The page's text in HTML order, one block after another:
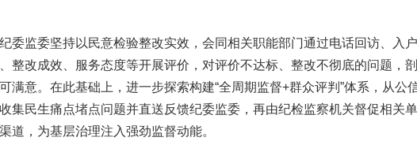
监委坚持以民意检验整改实效，会同相关职能部门通过电话回访、入户
整改成效、服务态度等开展评价，对评价不达标、整改不彻底的问题，
满意。在此基础上，进一步探索构建“全周期监督+群众评判”体系，从公
集民生痛点堵点问题并直送反馈纪委监委，再由纪检监察机关督促相关
道，为基层治理注入强劲监督动能。